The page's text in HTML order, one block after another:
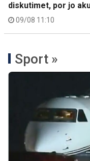
diskutimet, por jo
09/08 11:10
Sport »